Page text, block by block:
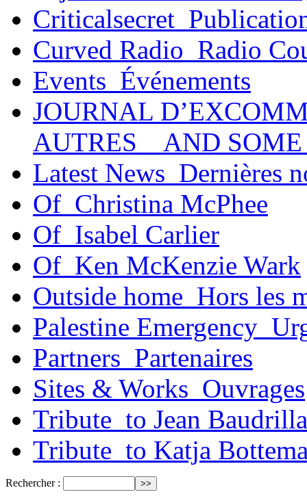
Curved Radio_Radio
Events_Événements
JOURNAL
AUTRES _ AND
Latest News_Dernières
Of_Christina McPhee
Of_Isabel Carlier
Of_Ken McKenzie Wark
Outside home_Hors les
Palestine
Partners_Partenaires
Sites & Works_Ouvrages
Tribute_to Jean
Tribute_to Katja
Rechercher :